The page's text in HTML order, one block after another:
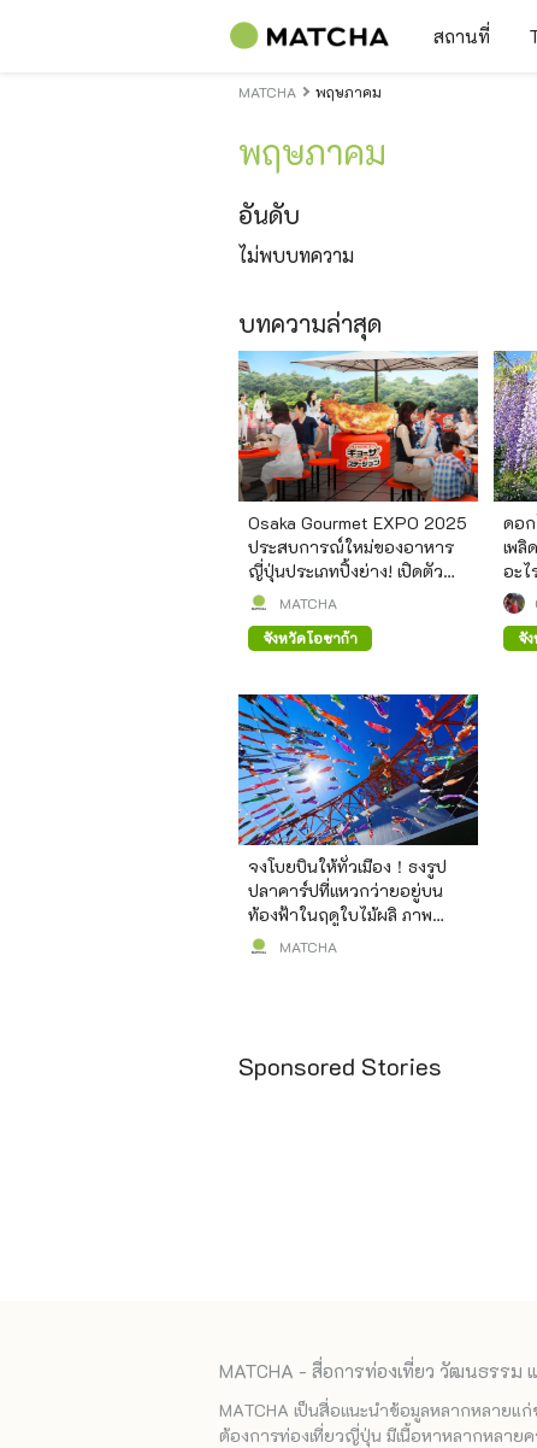
สถานที่
MATCHA พฤษภาคม
พฤษภาคม
อันดับ
ไม่พบบทความ
บทความล่าสุด
Osaka Gourmet EXPO 2025
ประสบการณ์ใหม่ของอาหาร
ญี่ปุ่นประเภทปิ้งย่าง! เปิดตัว
AJINOMOTO BRAND Gyoza
า
MATCHA
จังหวัดโอซาก้า
ดอ
เพลิ
อะ
ดังใ
จั
จงโบยบินให้ทั่วเมือง！ธงรูป
ปลาคาร์ปที่แหวกว่ายอยู่บน
ท้องฟ้าในฤดูใบไม้ผลิ ภาพ
ทิวทัศน์ที่คุ้นตาในวันเด็กผู้ชาย
MATCHA
Sponsored Stories
MATCHA - สื่อการท่องเที่ยว วัฒนธรรม
MATCHA เป็นสื่อแนะนำข้อมูลหลากหลาย
ต้องการท่องเที่ยวญี่ปุ่น มีเนื้อหาหลากหลาย